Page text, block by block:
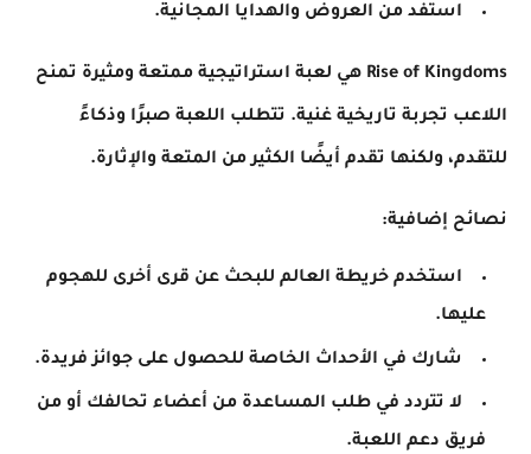
استفد من العروض والهدايا المجانية.
Rise of Kingdoms هي لعبة استراتيجية ممتعة ومثيرة تمنح
اللاعب تجربة تاريخية غنية. تتطلب اللعبة صبرًا وذكاءً
للتقدم، ولكنها تقدم أيضًا الكثير من المتعة والإثارة.
نصائح إضافية:
استخدم خريطة العالم للبحث عن قرى أخرى للهجوم
عليها.
شارك في الأحداث الخاصة للحصول على جوائز فريدة.
لا تتردد في طلب المساعدة من أعضاء تحالفك أو من
فريق دعم اللعبة.